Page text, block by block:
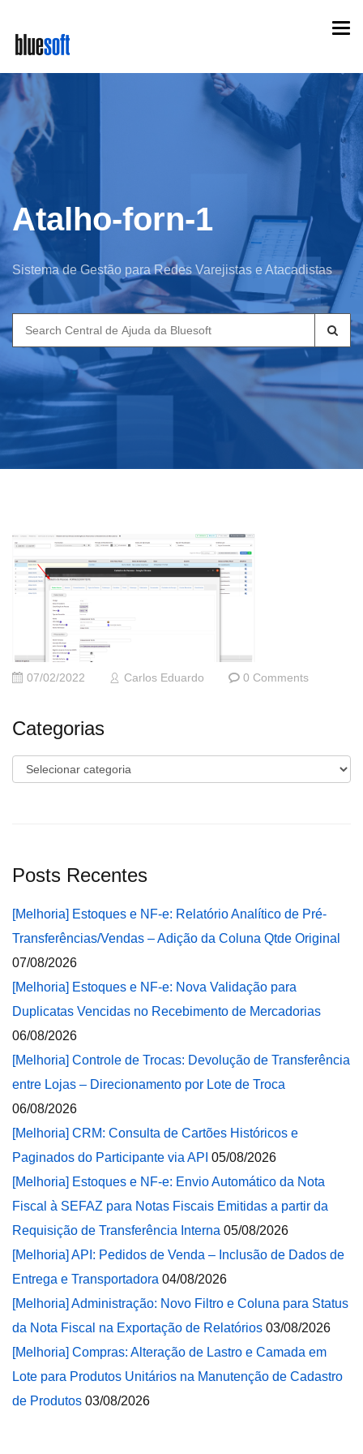
main
content
Atalho-forn-1
Sistema de Gestão para Redes Varejistas e Atacadistas
Search
for:
07/02/2022 Carlos Eduardo 0 Comments
Categorias
Categorias
Posts Recentes
[Melhoria] Estoques e NF-e: Relatório Analítico de Pré-
Transferências/Vendas – Adição da Coluna Qtde Original
07/08/2026
[Melhoria] Estoques e NF-e: Nova Validação para
Duplicatas Vencidas no Recebimento de Mercadorias
06/08/2026
[Melhoria] Controle de Trocas: Devolução de Transferência
entre Lojas – Direcionamento por Lote de Troca
06/08/2026
[Melhoria] CRM: Consulta de Cartões Históricos e
Paginados do Participante via API 05/08/2026
[Melhoria] Estoques e NF-e: Envio Automático da Nota
Fiscal à SEFAZ para Notas Fiscais Emitidas a partir da
Requisição de Transferência Interna 05/08/2026
[Melhoria] API: Pedidos de Venda – Inclusão de Dados de
Entrega e Transportadora 04/08/2026
[Melhoria] Administração: Novo Filtro e Coluna para Status
da Nota Fiscal na Exportação de Relatórios 03/08/2026
[Melhoria] Compras: Alteração de Lastro e Camada em
Lote para Produtos Unitários na Manutenção de Cadastro
de Produtos 03/08/2026